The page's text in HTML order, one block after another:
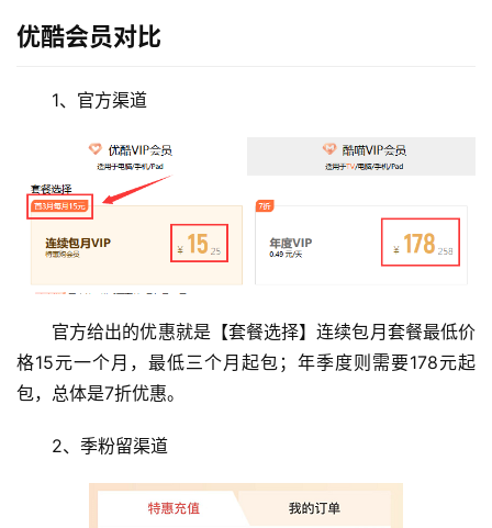
优酷会员对比
1、官方渠道
官方给出的优惠就是【套餐选择】连续包月套餐最低价
格15元一个月，最低三个月起包；年季度则需要178元起
包，总体是7折优惠。
2、季粉留渠道